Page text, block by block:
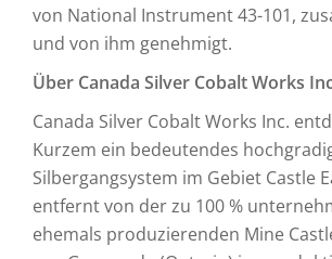
von National Instrument 43-101,
und von ihm genehmigt.
Über Canada Silver Cobalt Works
Canada Silver Cobalt Works Inc.
Kurzem ein bedeutendes
Silbergangsystem im Gebiet Castle
entfernt von der zu 100 %
ehemals produzierenden Mine